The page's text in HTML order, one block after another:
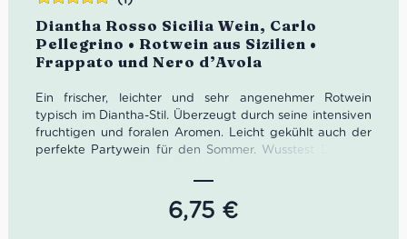
Diantha Rosso Sicilia Wein, Carlo
Pellegrino • Rotwein aus Sizilien •
Frappato und Nero d’Avola
Ein frischer, leichter und sehr angenehmer Rotwein
typisch im Diantha-Stil. Überzeugt durch seine intensiven
fruchtigen und foralen Aromen. Leicht gekühlt auch der
perfekte Partywein für den Sommer. Wusstest Du, dass
Zeus bekannt ist? Die auf dem Etikett stilisierte Blume
versinnbildlicht die blumigen Noten des Rotweins.
6,75 €
Bewertet
mit5.00von
5